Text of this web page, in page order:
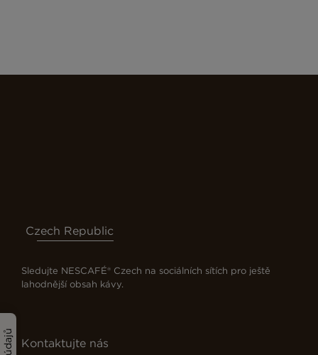
Czech Republic
Sledujte NESCAFÉ® Czech na sociálních sítích pro ještě
lahodnější obsah kávy.
Kontaktujte nás